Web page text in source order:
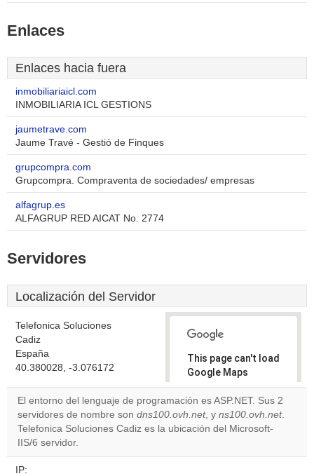
Enlaces
Enlaces hacia fuera
inmobiliariaicl.com
INMOBILIARIA ICL GESTIONS
jaumetrave.com
Jaume Travé - Gestió de Finques
grupcompra.com
Grupcompra. Compraventa de sociedades/ empresas
alfagrup.es
ALFAGRUP RED AICAT No. 2774
Servidores
Localización del Servidor
Telefonica Soluciones
Cadiz
España
40.380028, -3.076172
This page can't load
Google Maps
correctly.
Do you
own this
OK
El entorno del lenguaje de programación es ASP.NET. Sus 2
servidores de nombre son dns100.ovh.net, y ns100.ovh.net.
Telefonica Soluciones Cadiz es la ubicación del Microsoft-
IIS/6 servidor.
IP: